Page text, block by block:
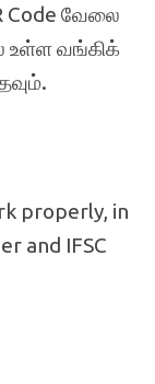
Code வேலை
உள்ள வங்கிக்
properly, in
and IFSC